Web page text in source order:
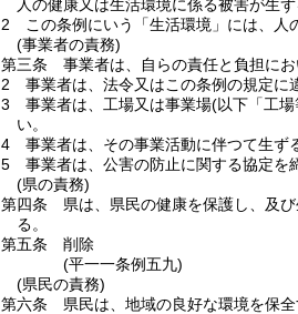
人の健康又は生活環境に係る被害が生ず
2
この条例にいう「生活環境」には、人
(事業者の責務)
第三条
事業者は、自らの責任と負担に
2
事業者は、法令又はこの条例の規定に
3
事業者は、工場又は事業場(以下「工
い。
4
事業者は、その事業活動に伴つて生ず
5
事業者は、公害の防止に関する協定を
(県の責務)
第四条
県は、県民の健康を保護し、及
る。
第五条
削除
(平一一条例五九)
(県民の責務)
第六条
県民は、地域の良好な環境を保